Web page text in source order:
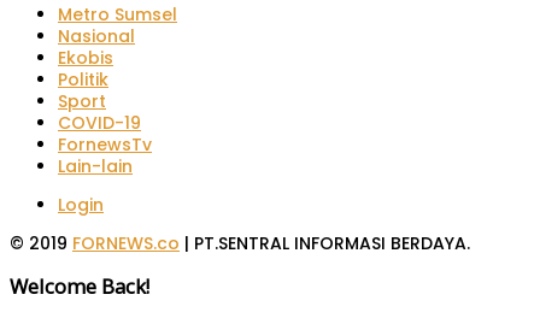
Metro Sumsel
Nasional
Ekobis
Politik
Sport
COVID-19
FornewsTv
Lain-lain
Login
© 2019 FORNEWS.co | PT.SENTRAL INFORMASI BERDAYA.
Welcome Back!